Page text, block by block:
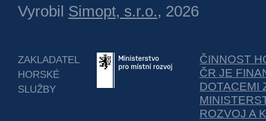
Vyrobil Simopt, s.r.o., 2026
ZAKLADATEL
HORSKÉ
SLUŽBY
ČINNOST
ČR JE
DOTACEMI
ROZVOJ A